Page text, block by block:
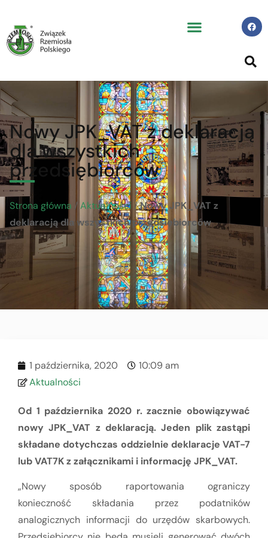
Nowy JPK_VAT z deklaracją
dla wszystkich
przedsiębiorców
Strona główna / Aktualności /Nowy JPK_VAT z
deklaracją dla wszystkich przedsiębiorców
1 października, 2020
10:09 am
Aktualności
Od 1 października 2020 r. zacznie obowiązywać
nowy JPK_VAT z deklaracją. Jeden plik zastąpi
składane dotychczas oddzielnie deklaracje VAT-7
lub VAT7K z załącznikami i informację JPK_VAT.
„Nowy sposób raportowania ograniczy
konieczność składania przez podatników
analogicznych informacji do urzędów skarbowych.